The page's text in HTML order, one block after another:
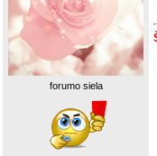
forumo siela